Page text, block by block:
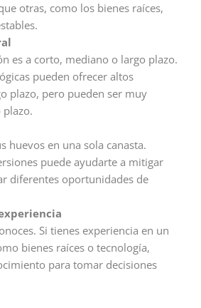
otras, como los bienes raíces,
es a corto, mediano o largo plazo.
pueden ofrecer altos
plazo, pero pueden ser muy
huevos en una sola canasta.
puede ayudarte a mitigar
diferentes oportunidades de
Si tienes experiencia en un
bienes raíces o tecnología,
para tomar decisiones